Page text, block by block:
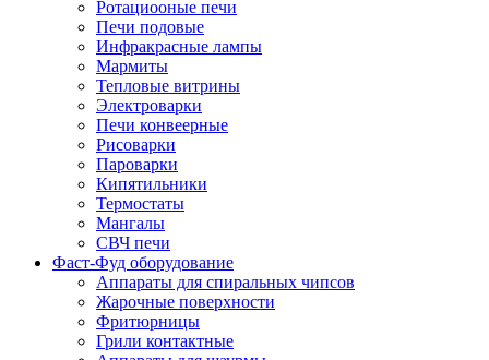
Ротациооные печи
Печи подовые
Инфракрасные лампы
Мармиты
Тепловые витрины
Электроварки
Печи конвеерные
Рисоварки
Пароварки
Кипятильники
Термостаты
Мангалы
СВЧ печи
Фаст-Фуд оборудование
Аппараты для спиральных чипсов
Жарочные поверхности
Фритюрницы
Грили контактные